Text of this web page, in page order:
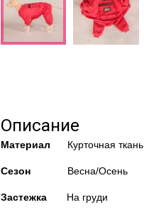
Описание
Материал Курточная ткань
Сезон Весна/Осень
Застежка На груди